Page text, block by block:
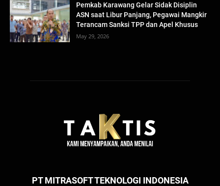
Pemkab Karawang Gelar Sidak Disiplin
ASN saat Libur Panjang, Pegawai Mangkir
Terancam Sanksi TPP dan Apel Khusus
May 29, 2026
PT MITRASOFT TEKNOLOGI INDONESIA